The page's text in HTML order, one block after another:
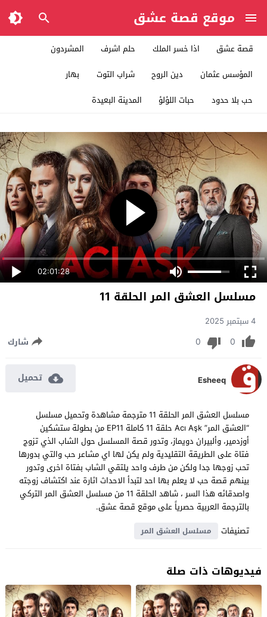
موقع قصة عشق
قصة عشق اذا خسر الملك حلم اشرف
المشردون
المؤسس عثمان
دين الروح شراب التوت
بهار
حب بلا حدود
حبات اللؤلؤ المدينة البعيدة
02:01:28
مسلسل العشق المر الحلقة 11
4 سبتمبر 2025
0
0 شارك
Esheeq تحميل
مسلسل العشق المر الحلقة 11 مترجمة مشاهدة وتحميل مسلسل
“العشق المر” Acı Aşk حلقة 11 كاملة EP11 من بطولة ستشكين
أوزدمير، وألبيران دويماز، وتدور قصة المسلسل حول الشاب الذي تزوج
فتاة على الطريقة التقليدية ولم يكن لها اي مشاعر حب والتي بدورها
تحب زوجها جدا ولكن من طرف واحد يلتقي الشاب بفتاة اخرى وتدور
بينهم قصة حب لا يعلم بها احد لتبدأ الاحداث اثارة عند اكتشاف زوجته
واصدقائه هذا السر ، شاهد الحلقة 11 من مسلسل العشق المر التركي
بالترجمة العربية حصرياً على موقع قصة عشق.
تصنيفات
مسلسل العشق المر
فيديوهات ذات صلة